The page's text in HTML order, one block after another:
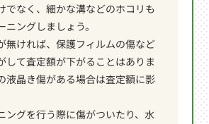
でなく、細かな溝などのホコリも
ングしましょう。
無ければ、保護フィルムの傷など
して査定額が下がることはありま
液晶き傷がある場合は査定額に影
ングを行う際に傷がついたり、水